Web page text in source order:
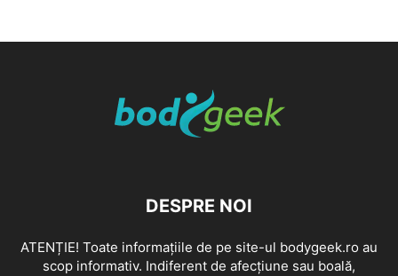
DESPRE NOI
ATENȚIE! Toate informațiile de pe site-ul bodygeek.ro au
scop informativ. Indiferent de afecțiune sau boală,